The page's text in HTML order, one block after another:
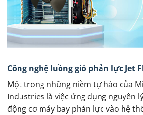
Công nghệ luồng gió phản lực Jet
Một trong những niềm tự hào của
Industries là việc ứng dụng nguyên
động cơ máy bay phản lực vào hệ